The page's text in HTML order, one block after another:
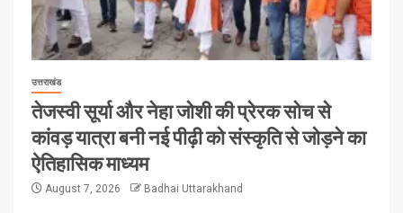
उत्तराखंड
तेजस्वी सूर्या और नेहा जोशी की प्रेरक सोच से
कांवड़ यात्रा बनी नई पीढ़ी को संस्कृति से जोड़ने का
ऐतिहासिक माध्यम
August 7, 2026 Badhai Uttarakhand